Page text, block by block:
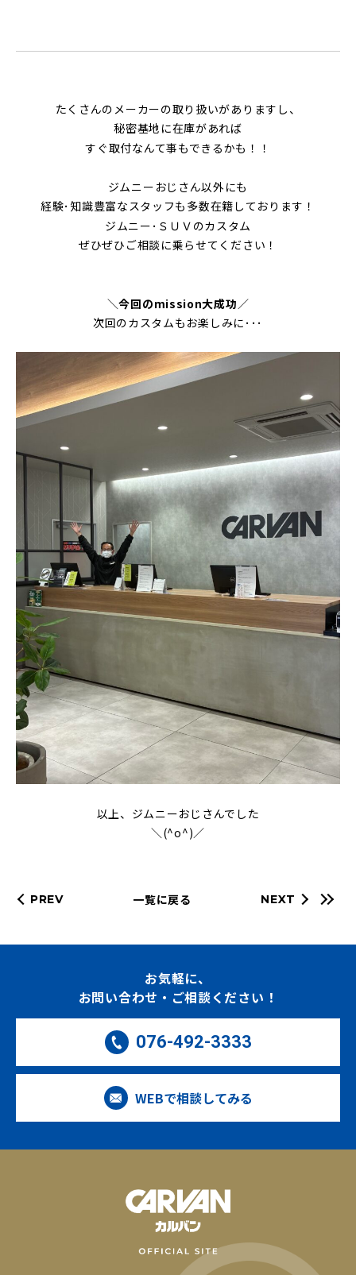
たくさんのメーカーの取り扱いがありますし、
秘密基地に在庫があれば
すぐ取付なんて事もできるかも！！
ジムニーおじさん以外にも
経験･知識豊富なスタッフも多数在籍しております！
ジムニー･ＳＵＶのカスタム
ぜひぜひご相談に乗らせてください！
＼今回のmission大成功 ／
次回のカスタムもお楽しみに･･･
以上、ジムニーおじさんでした
＼(^o^)／
PREV 一覧に戻る NEXT
お気軽に、
お問い合わせ・ご相談ください！
076-492-3333
WEBで相談してみる